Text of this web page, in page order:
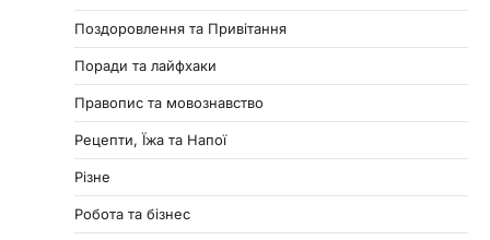
Поздоровлення та Привітання
Поради та лайфхаки
Правопис та мовознавство
Рецепти, Їжа та Напої
Різне
Робота та бізнес